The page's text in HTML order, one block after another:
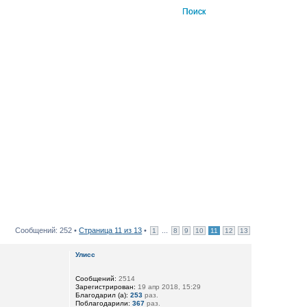
Сообщений: 252 •Страница 11 из 13 • 1 8 9 10 11 12 13
Улисс
Сообщений: 2514
Зарегистрирован: 19 апр 2018, 15:29
Благодарил (а): 253раз.
Поблагодарили: 367раз.